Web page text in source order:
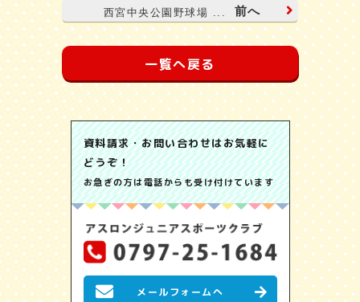
西宮中央公園野球場 ... 前へ
一覧へ戻る
資料請求・お問い合わせはお気軽に
どうぞ！
お急ぎの方は電話からも受け付けています
メールフォームへ